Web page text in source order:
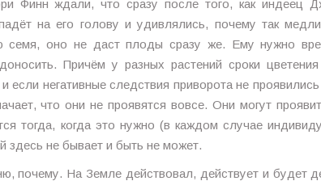
Финн ждали, что сразу после того, как индеец
на его голову и удивлялись, почему так
семя, оно не даст плоды сразу же. Ему нужно
Причём у разных растений сроки
если негативные следствия приворота не
что они не проявятся вовсе. Они могут
тогда, когда это нужно (в каждом случае
здесь не бывает и быть не может.
почему. На Земле действовал, действует и будет